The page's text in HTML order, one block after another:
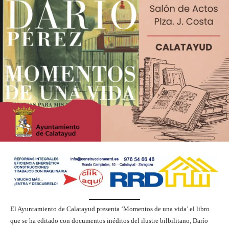
El Ayuntamiento de Calatayud presenta ‘Momentos de una vida’ el libro
que se ha editado con documentos inéditos del ilustre bilbilitano, Darío